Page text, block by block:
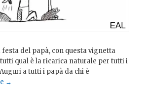
del papà, con questa vignetta
qual è la ricarica naturale per tutti i
a tutti i papà da chi è
→